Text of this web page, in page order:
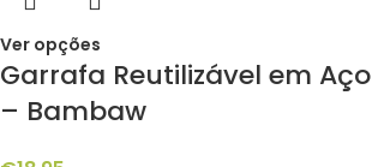
Ver opções
Garrafa Reutilizável em
– Bambaw